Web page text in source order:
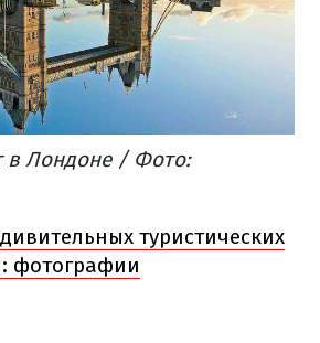
в Лондоне / Фото:
туристических
фотографии